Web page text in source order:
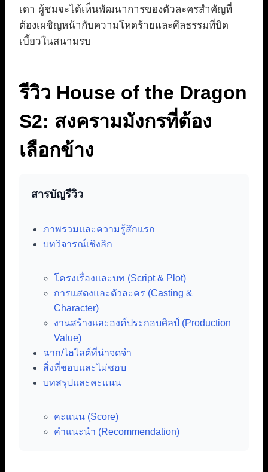
เดา ผู้ชมจะได้เห็นพัฒนาการของตัวละครสำคัญที่
ต้องเผชิญหน้ากับความโหดร้ายและศีลธรรมที่บิด
เบี้ยวในสนามรบ
รีวิว House of the Dragon
S2: สงครามมังกรที่ต้อง
เลือกข้าง
สารบัญรีวิว
ภาพรวมและความรู้สึกแรก
บทวิจารณ์เชิงลึก
โครงเรื่องและบท (Script & Plot)
การแสดงและตัวละคร (Casting &
Character)
งานสร้างและองค์ประกอบศิลป์ (Production
Value)
ฉาก/ไฮไลต์ที่น่าจดจำ
สิ่งที่ชอบและไม่ชอบ
บทสรุปและคะแนน
คะแนน (Score)
คำแนะนำ (Recommendation)